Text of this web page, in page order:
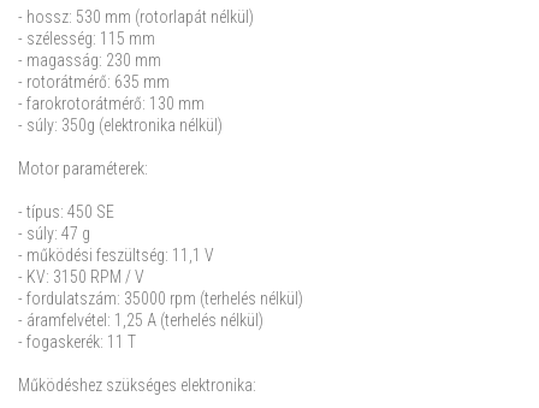
- hossz: 530 mm (rotorlapát nélkül)
- szélesség: 115 mm
- magasság: 230 mm
- rotorátmérő: 635 mm
- farokrotorátmérő: 130 mm
- súly: 350g (elektronika nélkül)
Motor paraméterek:
- típus: 450 SE
- súly: 47 g
- működési feszültség: 11,1 V
- KV: 3150 RPM / V
- fordulatszám: 35000 rpm (terhelés nélkül)
- áramfelvétel: 1,25 A (terhelés nélkül)
- fogaskerék: 11 T
Működéshez szükséges elektronika: